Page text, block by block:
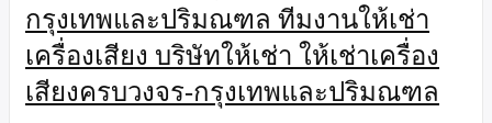
กรุงเทพและปริมณฑล ทีมงานให้เช่า
เครื่องเสียง บริษัทให้เช่า ให้เช่าเครื่อง
เสียงครบวงจร-กรุงเทพและปริมณฑล